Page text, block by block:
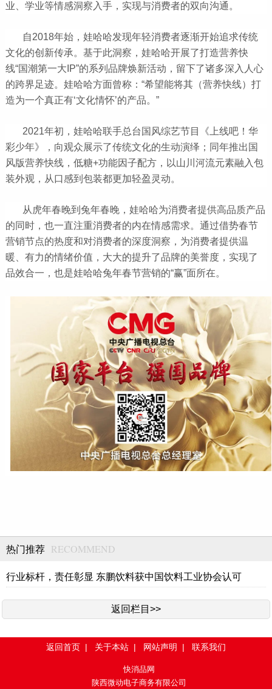
业、学业等情感洞察入手，实现与消费者的双向沟通。
自2018年始，娃哈哈发现年轻消费者逐渐开始追求传统
文化的创新传承。基于此洞察，娃哈哈开展了打造营养快
线“国潮第一大IP”的系列品牌焕新活动，留下了诸多深入人心
的跨界足迹。娃哈哈方面曾称：“希望能将其（营养快线）打
造为一个真正有‘文化情怀’的产品。”
2021年初，娃哈哈联手总台国风综艺节目《上线吧！华
彩少年》，向观众展示了传统文化的生动演绎；同年推出国
风版营养快线，低糖+功能因子配方，以山川河流元素融入包
装外观，从口感到包装都更加轻盈灵动。
从虎年春晚到兔年春晚，娃哈哈为消费者提供高品质产品
的同时，也一直注重消费者的内在情感需求。通过借势春节
营销节点的热度和对消费者的深度洞察，为消费者提供温
暖、有力的情绪价值，大大的提升了品牌的美誉度，实现了
品效合一，也是娃哈哈兔年春节营销的“赢”面所在。
热门推荐 RECOMMEND
行业标杆，责任彰显 东鹏饮料获中国饮料工业协会认可
返回栏目>>
返回首页 | 关于本站 | 网站声明 | 联系我们
快消品网
陕西微动电子商务有限公司